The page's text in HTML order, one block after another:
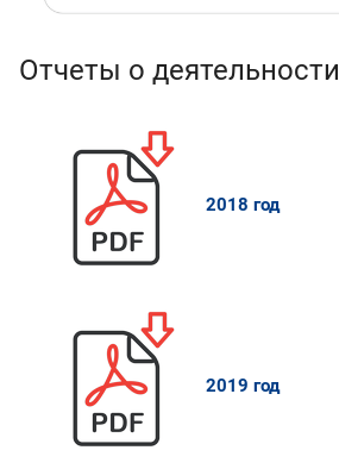
Отчеты о деятельности
2018 год
2019 год